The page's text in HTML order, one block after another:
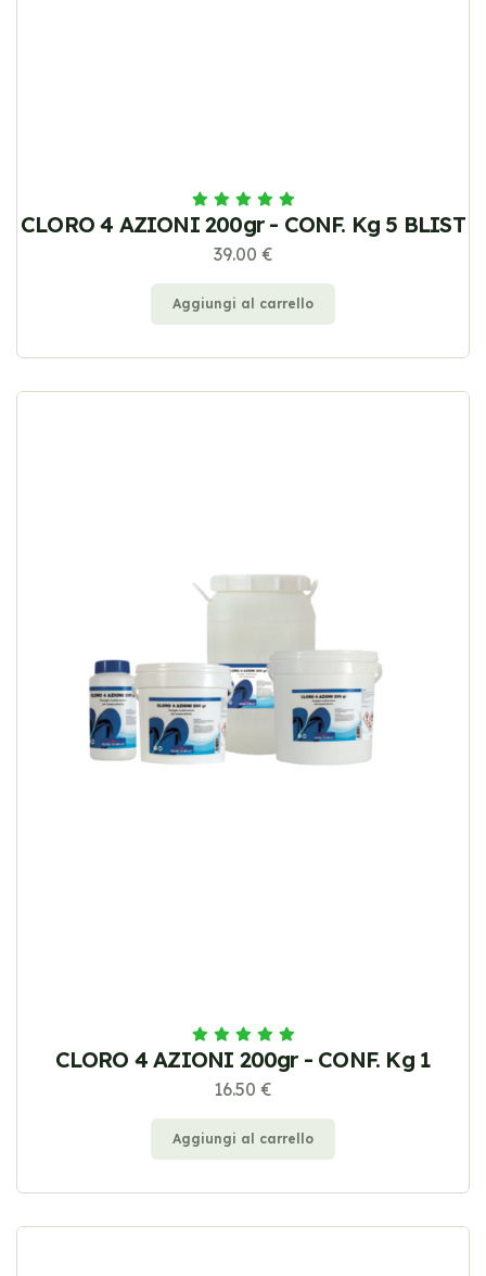
CLORO 4 AZIONI 200gr - CONF. Kg 5 BLIST
39.00 €
Aggiungi al carrello
CLORO 4 AZIONI 200gr - CONF. Kg 1
16.50 €
Aggiungi al carrello